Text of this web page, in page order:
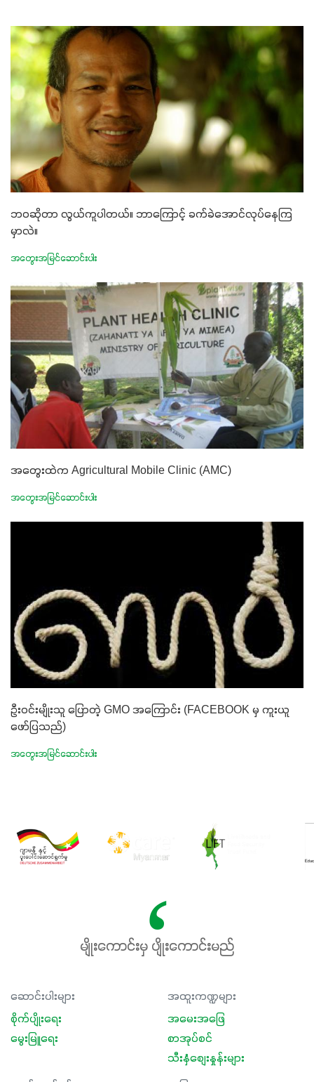
ဘဝဆိုတာ လွယ်ကူပါတယ်။ ဘာကြောင့် ခက်ခဲအောင်လုပ်နေကြ
မှာလဲ။
အတွေးအမြင်ဆောင်းပါး
အတွေးထဲက Agricultural Mobile Clinic (AMC)
အတွေးအမြင်ဆောင်းပါး
ဦးဝင်းမျိုးသူ ပြောတဲ့ GMO အကြောင်း (FACEBOOK မှ ကူးယူ
ဖော်ပြသည်)
အတွေးအမြင်ဆောင်းပါး
မျိုးကောင်းမှ ပျိုးကောင်းမည်
ဆောင်းပါးများ
စိုက်ပျိုးရေး
မွေးမြူရေး
အထူးကဏ္ဍများ
အမေးအဖြေ
စာအုပ်စင်
သီးနှံစျေးနှုန်းများ